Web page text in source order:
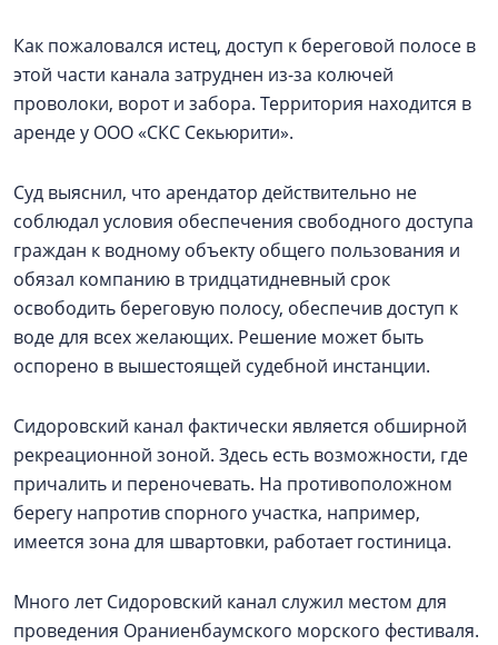
Как пожаловался истец, доступ к береговой полосе в
этой части канала затруднен из-за колючей
проволоки, ворот и забора. Территория находится в
аренде у ООО «СКС Секьюрити».
Суд выяснил, что арендатор действительно не
соблюдал условия обеспечения свободного доступа
граждан к водному объекту общего пользования и
обязал компанию в тридцатидневный срок
освободить береговую полосу, обеспечив доступ к
воде для всех желающих. Решение может быть
оспорено в вышестоящей судебной инстанции.
Сидоровский канал фактически является обширной
рекреационной зоной. Здесь есть возможности, где
причалить и переночевать. На противоположном
берегу напротив спорного участка, например,
имеется зона для швартовки, работает гостиница.
Много лет Сидоровский канал служил местом для
проведения Ораниенбаумского морского фестиваля.